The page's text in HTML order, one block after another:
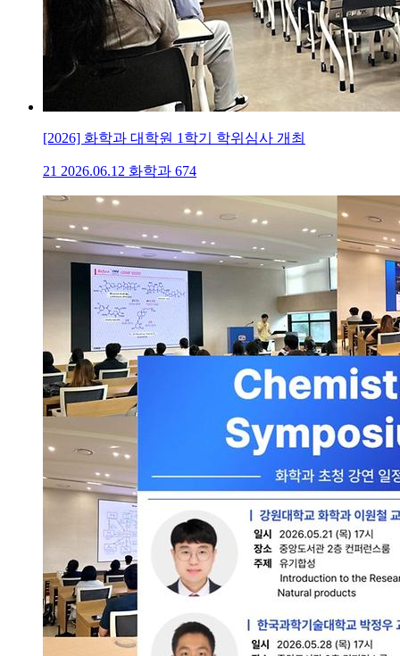
[2026] 화학과 대학원 1학기 학위심사 개최
21 2026.06.12 화학과 674